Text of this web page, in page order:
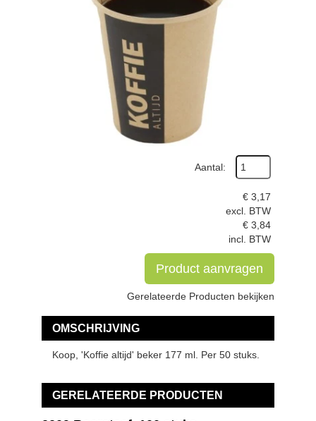
Aantal:
€ 3,17
excl. BTW
€ 3,84
incl. BTW
Product aanvragen
Gerelateerde Producten bekijken
OMSCHRIJVING
Koop, 'Koffie altijd' beker 177 ml. Per 50 stuks.
GERELATEERDE PRODUCTEN